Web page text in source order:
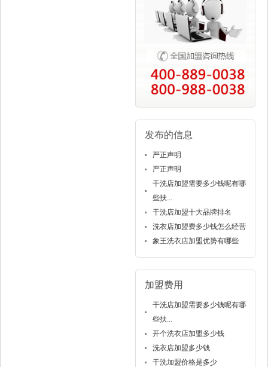
发布的信息
严正声明
严正声明
干洗店加盟需要多少钱呢有哪
些扶...
干洗店加盟十大品牌排名
洗衣店加盟费多少钱怎么经营
象王洗衣店加盟优势有哪些
加盟费用
干洗店加盟需要多少钱呢有哪
些扶...
开个洗衣店加盟多少钱
洗衣店加盟多少钱
干洗加盟价格是多少